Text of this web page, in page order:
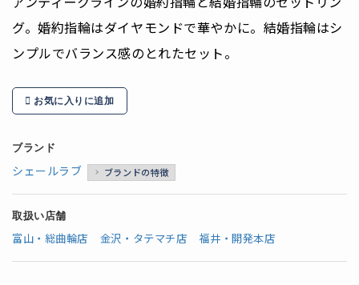
グ。婚約指輪はダイヤモンドで華やかに。結婚指輪はシ
ンプルでバランス感のとれたセット。
お気に入りに追加
ブランド
シェールラブ ブランドの特徴
取扱い店舗
富山・総曲輪店 金沢・タテマチ店 福井・開発本店